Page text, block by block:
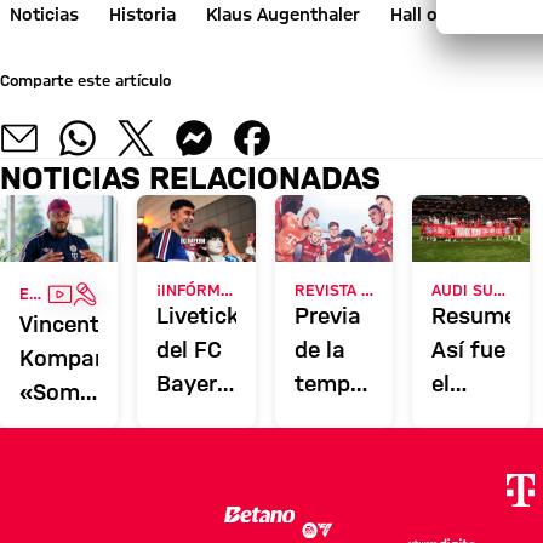
Noticias Historia Klaus Augenthaler Hall of Fame
Comparte este artículo
NOTICIAS RELACIONADAS
ENTREVISTA VÍDEOENTREVISTA
Vincent
Kompany:
«Somos
un
Liveticker
del FC
Bayern:
campeón
Previa
de la
temporada:
para
Resumen:
Así fue
el